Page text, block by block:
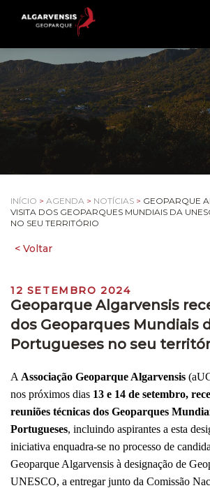
INÍCIO > AGENDA > NOTÍCIAS > GEOPARQUE
VISITA DOS GEOPARQUES MUNDIAIS DA
NO SEU TERRITÓRIO
12 SETEMBRO 2024
Geoparque Algarvensis
dos Geoparques Mundiais
Portugueses no seu
A Associação Geoparque Algarvensis
nos próximos dias 13 e 14 de setembro,
reuniões técnicas dos Geoparques
Portugueses, incluindo aspirantes a esta
iniciativa enquadra-se no processo de
Geoparque Algarvensis à designação de
UNESCO, a entregar junto da Comissão